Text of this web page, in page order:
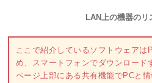
LAN上の機器のリ
ここで紹介しているソフトウェアは
め、スマートフォンでダウンロード
ページ上部にある共有機能でPCと